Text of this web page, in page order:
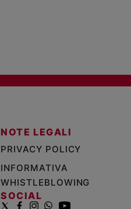
NOTE LEGALI
PRIVACY POLICY
INFORMATIVA
WHISTLEBLOWING
SOCIAL